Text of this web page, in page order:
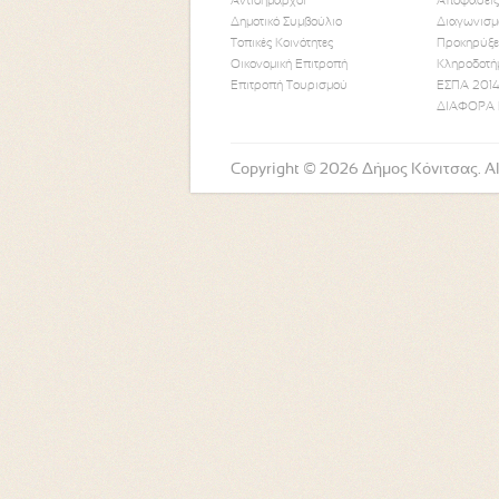
Δημοτικό Συμβούλιο
Τοπικές Κοινότητες
Οικονομική Επιτροπή
Επιτροπή Τουρισμού
ΕΣΠΑ
ΔΙΑΦΟΡΑ
Copyright © 2026 Δήμος Κόνιτσας.